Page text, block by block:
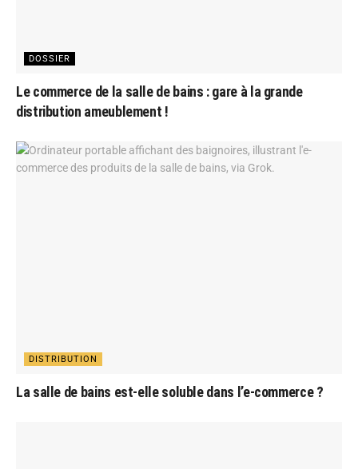
DOSSIER
Le commerce de la salle de bains : gare à la grande
distribution ameublement !
DISTRIBUTION
La salle de bains est-elle soluble dans l’e-commerce ?